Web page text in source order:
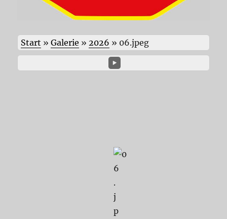
Start »Galerie »2026 » 06.jpeg